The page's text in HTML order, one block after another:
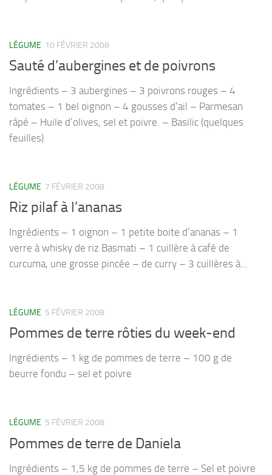
LÉGUME 10 FÉVRIER 2008
Sauté d’aubergines et de poivrons
Ingrédients – 3 aubergines – 3 poivrons rouges – 4
tomates – 1 bel oignon – 4 gousses d’ail – Parmesan
râpé – Huile d’olives, sel et poivre. – Basilic (quelques
feuilles)
LÉGUME 7 FÉVRIER 2008
Riz pilaf à l’ananas
Ingrédients – 1 oignon – 1 petite boite d’ananas – 1
verre à whisky de riz Basmati – 1 cuillère à café de
curcuma, une grosse pincée – de curry – 3 cuillères à...
LÉGUME 5 FÉVRIER 2008
Pommes de terre rôties du week-end
Ingrédients – 1 kg de pommes de terre – 100 g de
beurre fondu – sel et poivre
LÉGUME 5 FÉVRIER 2008
Pommes de terre de Daniela
Ingrédients – 1,5 kg de pommes de terre – Sel et poivre